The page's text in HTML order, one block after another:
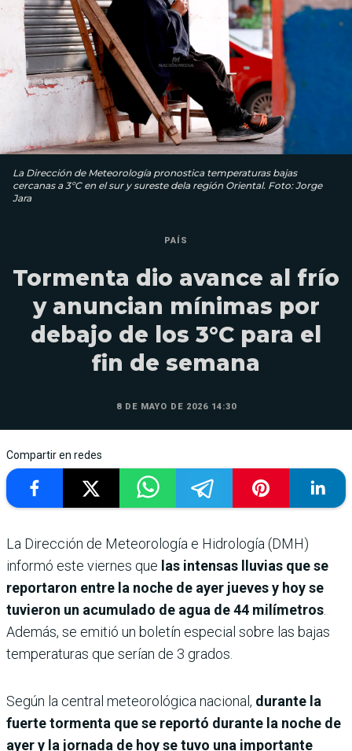
La Dirección de Meteorología pronostica temperaturas bajas
cercanas a 3ºC en el sur y sureste dela región Oriental. Foto: Jorge
Jara
PAÍS
Tormenta dio avance al frío
y anuncian mínimas por
debajo de los 3°C para el
fin de semana
8 DE MAYO DE 2026 14:30
Compartir en redes
La Dirección de Meteorología e Hidrología (DMH)
informó este viernes que las intensas lluvias que se
reportaron entre la noche de ayer jueves y hoy se
tuvieron un acumulado de agua de 44 milímetros.
Además, se emitió un boletín especial sobre las bajas
temperaturas que serían de 3 grados.
Según la central meteorológica nacional, durante la
fuerte tormenta que se reportó durante la noche de
ayer y la jornada de hoy se tuvo una importante